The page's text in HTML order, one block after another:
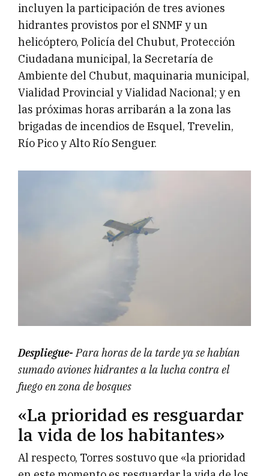
incluyen la participación de tres aviones
hidrantes provistos por el SNMF y un
helicóptero, Policía del Chubut, Protección
Ciudadana municipal, la Secretaría de
Ambiente del Chubut, maquinaria municipal,
Vialidad Provincial y Vialidad Nacional; y en
las próximas horas arribarán a la zona las
brigadas de incendios de Esquel, Trevelin,
Río Pico y Alto Río Senguer.
Despliegue-Para horas de la tarde ya se habían
sumado aviones hidrantes a la lucha contra el
fuego en zona de bosques
«La prioridad es resguardar
la vida de los habitantes»
Al respecto, Torres sostuvo que «la prioridad